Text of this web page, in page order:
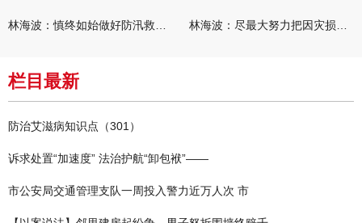
栏目最新
防治艾滋病知识点（301）
诉求处置“加速度” 法治护航“卸包袱”——
市公安局交通管理支队一周投入警力近万人次 市